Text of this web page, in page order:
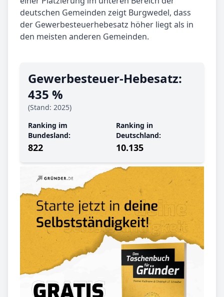
deutschen Gemeinden zeigt Burgwedel, dass
der Gewerbesteuerhebesatz höher liegt als in
den meisten anderen Gemeinden.
Gewerbe­steuer-Hebe­satz:
435 %
(Stand: 2025)
Ranking im
Bundesland:
822
Ranking in
Deutschland:
10.135